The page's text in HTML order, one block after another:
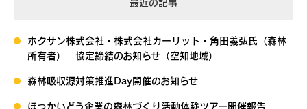
最近の記事
ホクサン株式会社・株式会社カーリット・角田義弘氏（森林
所有者） 協定締結のお知らせ（空知地域）
森林吸収源対策推進Day開催のお知らせ
ほっかいどう企業の森林づくり活動体験ツアー開催報告